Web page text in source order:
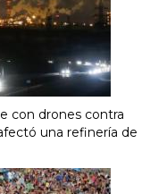
con drones contra
una refinería de